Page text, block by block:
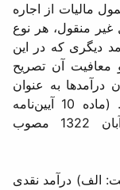
مالیات از اجاره
منقول، هر نوع
دیگری كه در این
معافیت آن تصریح
درآمدها به عنوان
هزینه تحصیل درآمد مبلغی موضوع شود. (ماده 10 آیین‌نامه
قانون مالیات بر درآمد مصوب 19 آبان 1322 مصوب
الف) درآمد نقدی